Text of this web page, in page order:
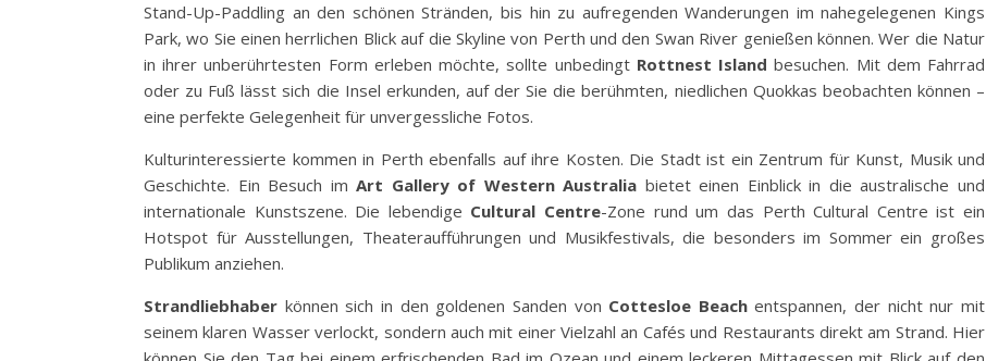
Stand-Up-Paddling an den schönen Stränden, bis hin zu aufregenden Wanderungen im nahegelegenen Kings
Park, wo Sie einen herrlichen Blick auf die Skyline von Perth und den Swan River genießen können. Wer die Natur
in ihrer unberührtesten Form erleben möchte, sollte unbedingt Rottnest Island besuchen. Mit dem Fahrrad
oder zu Fuß lässt sich die Insel erkunden, auf der Sie die berühmten, niedlichen Quokkas beobachten können –
eine perfekte Gelegenheit für unvergessliche Fotos.
Kulturinteressierte kommen in Perth ebenfalls auf ihre Kosten. Die Stadt ist ein Zentrum für Kunst, Musik und
Geschichte. Ein Besuch imArt Gallery of Western Australia bietet einen Einblick in die australische und
internationale Kunstszene. Die lebendige Cultural Centre-Zone rund um das Perth Cultural Centre ist ein
Hotspot für Ausstellungen, Theateraufführungen und Musikfestivals, die besonders im Sommer ein großes
Publikum anziehen.
Strandliebhaber können sich in den goldenen Sanden von Cottesloe Beachentspannen, der nicht nur mit
seinem klaren Wasser verlockt, sondern auch mit einer Vielzahl an Cafés und Restaurants direkt am Strand. Hier